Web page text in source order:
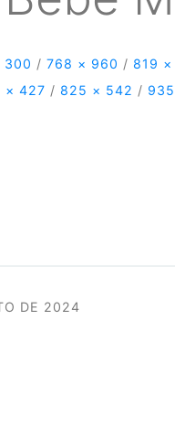
300 / 768 × 960 / 819
× 427 / 825 × 542 /
DE 2024